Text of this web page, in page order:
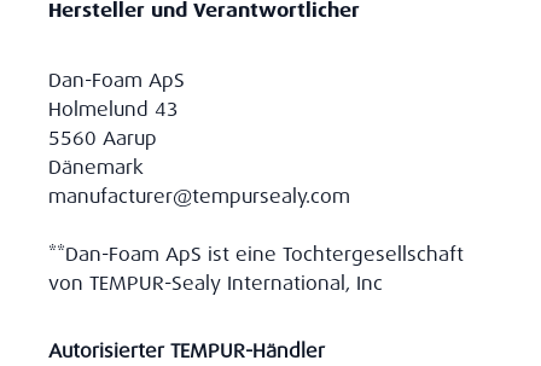
Hersteller und Verantwortlicher
Dan-Foam ApS
Holmelund 43
5560 Aarup
Dänemark
manufacturer@tempursealy.com
**Dan-Foam ApS ist eine Tochtergesellschaft
von TEMPUR-Sealy International, Inc
Autorisierter TEMPUR-Händler